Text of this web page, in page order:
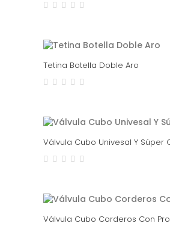
Tetina Botella Doble Aro
Válvula Cubo Univesal Y Súper
Válvula Cubo Corderos Con